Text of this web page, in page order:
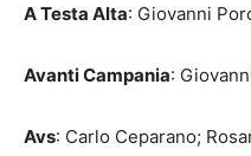
A Testa Alta: Giovanni
Avanti Campania:
Avs: Carlo Ceparano;